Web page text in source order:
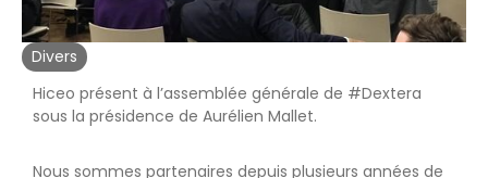
Divers
Hiceo présent à l’assemblée générale de #Dextera
sous la présidence de Aurélien Mallet.
Nous sommes partenaires depuis plusieurs années de